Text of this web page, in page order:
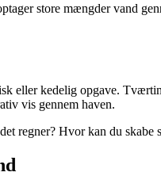
store mængder vand
eller kedelig opgave.
vis gennem haven.
regner? Hvor kan du skabe